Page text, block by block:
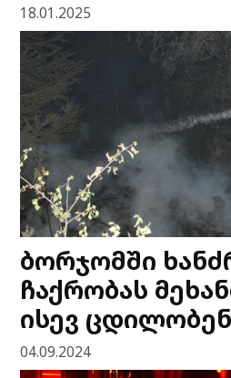
18.01.2025
ბორჯომში
ჩაქრობას
ისევ ცდილობენ
04.09.2024